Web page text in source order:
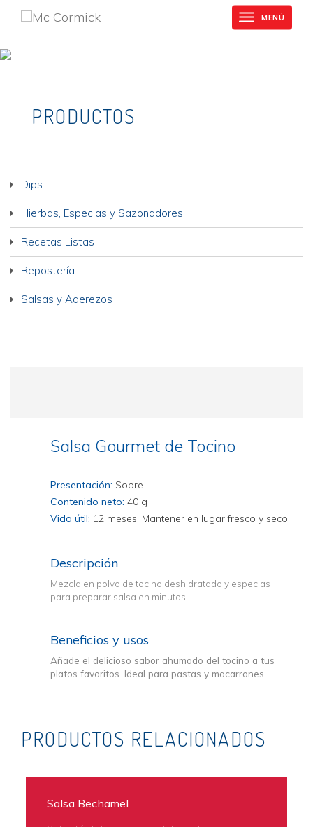
Skip
content
Toggle
MENÚ
PRODUCTOS
Dips
Hierbas, Especias y Sazonadores
Recetas Listas
Repostería
Salsas y Aderezos
Salsa Gourmet de Tocino
Presentación: Sobre
Contenido neto: 40 g
Vida útil: 12 meses. Mantener en lugar fresco y seco.
Descripción
Mezcla en polvo de tocino deshidratado y especias
para preparar salsa en minutos.
Beneficios y usos
Añade el delicioso sabor ahumado del tocino a tus
platos favoritos. Ideal para pastas y macarrones.
PRODUCTOS RELACIONADOS
Salsa Bechamel